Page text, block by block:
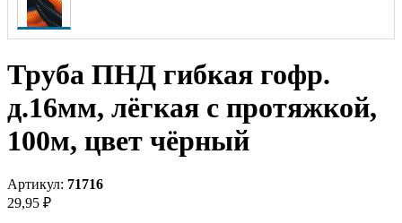
Труба ПНД гибкая гофр.
д.16мм, лёгкая с протяжкой,
100м, цвет чёрный
Артикул: 71716
29,95 ₽